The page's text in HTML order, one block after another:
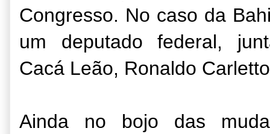
Congresso. No caso da
um deputado federal,
Cacá Leão, Ronaldo
Ainda no bojo das